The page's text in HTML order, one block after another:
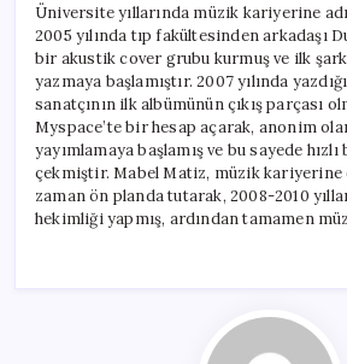
Üniversite yıllarında müzik kariyerine
2005 yılında tıp fakültesinden arkadaşı
bir akustik cover grubu kurmuş ve ilk
yazmaya başlamıştır. 2007 yılında
sanatçının ilk albümünün çıkış parçası
Myspace’te bir hesap açarak, anonim
yayımlamaya başlamış ve bu sayede
çekmiştir. Mabel Matiz, müzik kariyerine
zaman ön planda tutarak, 2008-2010
hekimliği yapmış, ardından tamamen